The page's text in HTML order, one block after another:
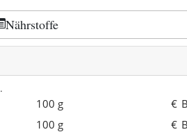
Nährstoffe
100 g €
100 g €